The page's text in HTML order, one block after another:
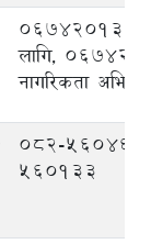
067420134
लागि,
नागरिकता
082-
560133